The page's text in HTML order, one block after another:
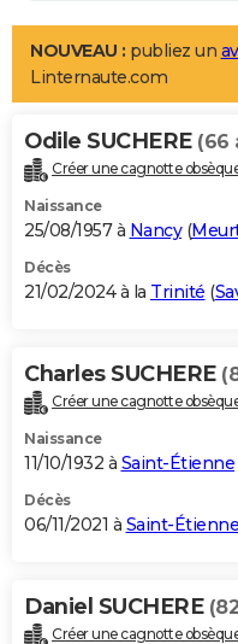
LIFESTYLE
Art de vivre
Bien-être
Loisirs
Mode
Modes de vie
Alimentation
Guide de la santé
Maladies
Médicaments
Sommeil
VOYAGE
Destinations
City break
Voyage nature
Voyage de noces
Forum
Climat
+PHOTO
GUIDES D'ACHAT
BONS PLANS
Carte de Noël
Carte Bonne année
Carte Saint-Valentin
Carte Pâques
Carte d'anniversaire
DICTIONNAIRE
Dictionnaire
Biographies
Citations
Expressions
Proverbes
PROGRAMME TV
S'inscrire
Se connecter
Lycées
Collèges
Primaires
Universités
Entreprises
Service militaire
Avis de recherche
AVIS DE DÉCÈS
Bricolage
Lifestyle
Culture
Sport
Auto
Television
Voyage
Cinema
NOUVEAU : publiez un
Linternaute.com
Odile SUCHERE (66
Créer une cagnotte
Naissance
25/08/1957 à Nancy(
Décès
21/02/2024 à la Trinité (
Charles SUCHERE
Créer une cagnotte
Naissance
11/10/1932 à Saint-Étienne
Décès
06/11/2021 à Saint-Étienne
Daniel SUCHERE
Créer une cagnotte